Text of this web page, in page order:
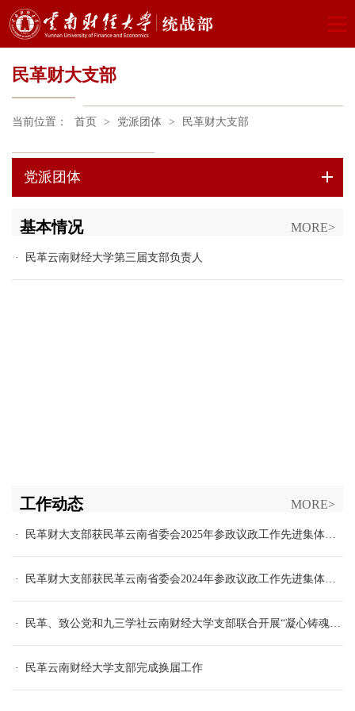
民革财大支部
当前位置： 首页 > 党派团体 > 民革财大支部
党派团体
基本情况 MORE>
· 民革云南财经大学第三届支部负责人
工作动态 MORE>
· 民革财大支部获民革云南省委会2025年参政议政工作先进集体二等奖
· 民革财大支部获民革云南省委会2024年参政议政工作先进集体一等奖
· 民革、致公党和九三学社云南财经大学支部联合开展“凝心铸魂强根基、团结奋进新征程”主题教育学习调研
· 民革云南财经大学支部完成换届工作